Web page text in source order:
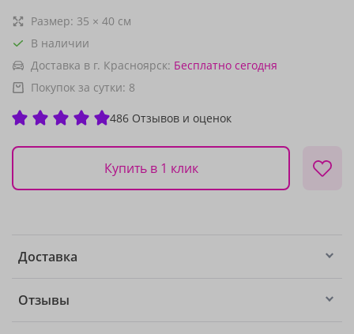
Размер: 35 × 40 см
В наличии
Доставка в г. Красноярск: Бесплатно сегодня
Покупок за сутки: 8
486 Отзывов и оценок
Купить в 1 клик
Доставка
Отзывы